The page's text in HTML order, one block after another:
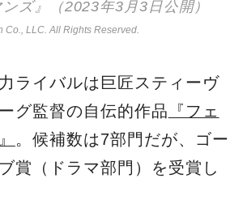
ンズ』（2023年3月3日公開）
LLC. All Rights Reserved.
ライバルは巨匠スティーヴ
グ監督の自伝的作品 『フェ
。候補数は7部門だが、ゴー
賞（ドラマ部門）を受賞し